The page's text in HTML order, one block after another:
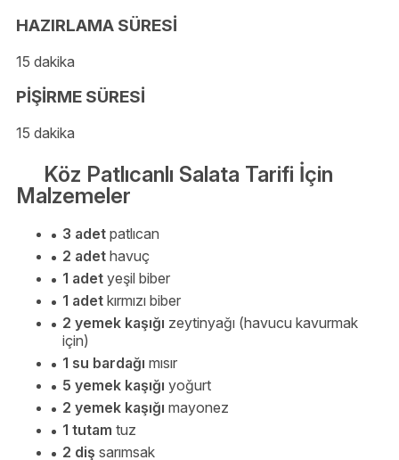
HAZIRLAMA SÜRESİ
15 dakika
PİŞİRME SÜRESİ
15 dakika
Köz Patlıcanlı Salata Tarifi İçin
Malzemeler
3 adet patlıcan
2 adet havuç
1 adet yeşil biber
1 adet kırmızı biber
2 yemek kaşığı zeytinyağı (havucu kavurmak
için)
1 su bardağı mısır
5 yemek kaşığı yoğurt
2 yemek kaşığı mayonez
1 tutam tuz
2 diş sarımsak